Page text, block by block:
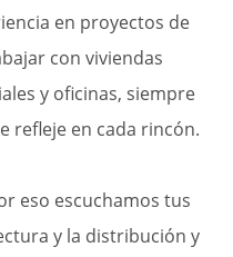
en proyectos de
con viviendas
y oficinas, siempre
refleje en cada rincón.
eso escuchamos tus
y la distribución y